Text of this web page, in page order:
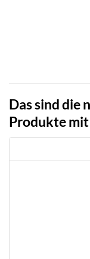
Das sind die
Produkte